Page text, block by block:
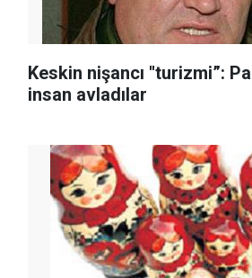
Keskin nişancı ''turizmi”:
insan avladılar